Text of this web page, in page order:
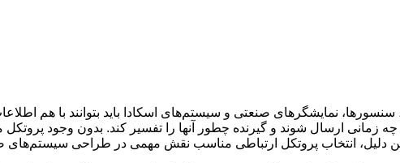
نمایشگرهای صنعتی و سیستم‌های اسکادا باید بتوانند با هم
زمانی ارسال شوند و گیرنده چطور آنها را تفسیر کند. بدون وجود
دلیل، انتخاب پروتکل ارتباطی مناسب نقش مهمی در طراحی سیستم‌های